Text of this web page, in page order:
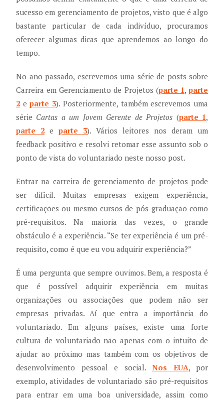
sucesso em gerenciamento de projetos, visto que é algo
bastante particular de cada indivíduo, procuramos
oferecer algumas dicas que aprendemos ao longo do
tempo.
No ano passado, escrevemos uma série de posts sobre
Carreira em Gerenciamento de Projetos (parte 1,parte
2 eparte 3). Posteriormente, também escrevemos uma
série Cartas a um Jovem Gerente de Projetos (parte 1,
parte 2 e parte 3). Vários leitores nos deram um
feedback positivo e resolvi retomar esse assunto sob o
ponto de vista do voluntariado neste nosso post.
Entrar na carreira de gerenciamento de projetos pode
ser difícil. Muitas empresas exigem experiência,
certificações ou mesmo cursos de pós-graduação como
pré-requisitos. Na maioria das vezes, o grande
obstáculo é a experiência. “Se ter experiência é um pré-
requisito, como é que eu vou adquirir experiência?”
É uma pergunta que sempre ouvimos. Bem, a resposta é
que é possível adquirir experiência em muitas
organizações ou associações que podem não ser
empresas privadas. Aí que entra a importância do
voluntariado. Em alguns países, existe uma forte
cultura de voluntariado não apenas com o intuito de
ajudar ao próximo mas também com os objetivos de
desenvolvimento pessoal e social. Nos EUA, por
exemplo, atividades de voluntariado são pré-requisitos
para entrar em uma boa universidade, assim como